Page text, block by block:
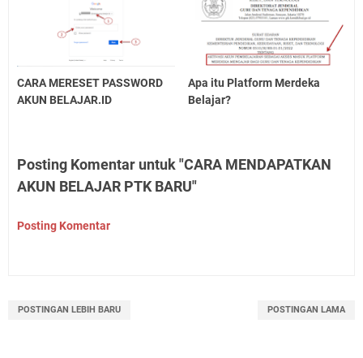
CARA MERESET PASSWORD
AKUN BELAJAR.ID
Apa itu Platform Merdeka
Belajar?
Posting Komentar untuk "CARA MENDAPATKAN
AKUN BELAJAR PTK BARU"
Posting Komentar
POSTINGAN LEBIH BARU POSTINGAN LAMA